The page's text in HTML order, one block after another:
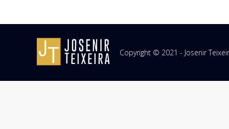
Copyright © 2021 - Josenir